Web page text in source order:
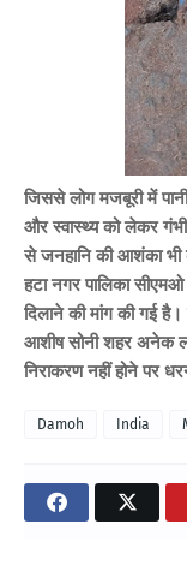
जिससे लोग मजबूरी में
और स्वास्थ्य को लेकर
से जनहानि की आशंका
हटा नगर पालिका
दिलाने की मांग की गई
आशीष सोनी शहर अनेक
निराकरण नहीं होने पर
Damoh India